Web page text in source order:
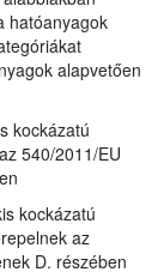
hatóanyagok
alapvetően
kockázatú
540/2011/EU
kockázatú
az
D. részében